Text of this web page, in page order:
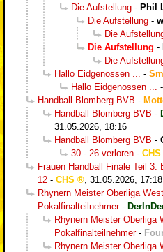
Die Aufstellung - Phil
Die Aufstellung -
Die
Die Aufstellung -
Die
Hallo Eidgenossen ...
-
Hallo Eidgenossen ...
-
Handball Blomberg BVB -
Handball Blomberg BVB -
31.05.2026, 18:16
Handball Blomberg BVB -
30 - 26 verloren - CHS
Frauen Handball Finale Teil
12 - CHS
31.05.2026, 17:18
Rhynern Meister Oberliga
Pokalfinalteilnehmer-
Rhynern Meister Oberliga
Pokalfinalteilnehmer-
Rhynern Meister Oberliga